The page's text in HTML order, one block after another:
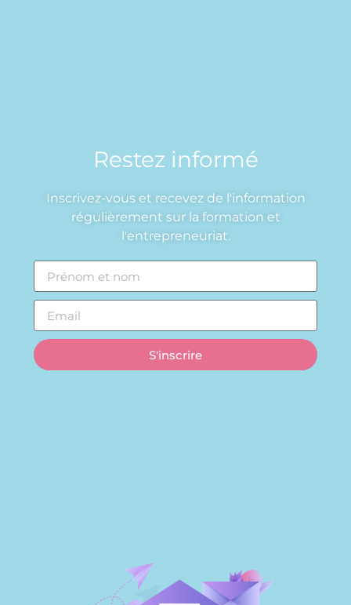
Restez informé
Inscrivez-vous et recevez de l'information
régulièrement sur la formation et
l'entrepreneuriat.
S'inscrire